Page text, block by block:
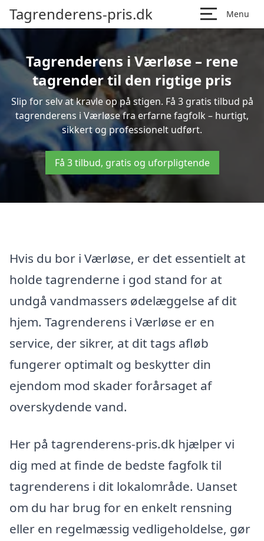
Tagrenderens-pris.dk Menu
Tagrenderens i Værløse – rene
tagrender til den rigtige pris
Slip for selv at kravle op på stigen. Få 3 gratis tilbud på
tagrenderens i Værløse fra erfarne fagfolk – hurtigt,
sikkert og professionelt udført.
Få 3 tilbud, gratis og uforpligtende
Hvis du bor i Værløse, er det essentielt at
holde tagrenderne i god stand for at
undgå vandmassers ødelæggelse af dit
hjem. Tagrenderens i Værløse er en
service, der sikrer, at dit tags afløb
fungerer optimalt og beskytter din
ejendom mod skader forårsaget af
overskydende vand.
Her på tagrenderens-pris.dk hjælper vi
dig med at finde de bedste fagfolk til
tagrenderens i dit lokalområde. Uanset
om du har brug for en enkelt rensning
eller en regelmæssig vedligeholdelse, gør